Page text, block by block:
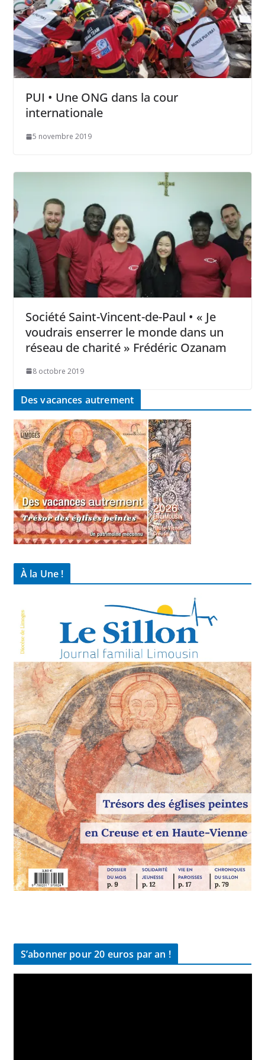
PUI • Une ONG dans la cour
internationale
5 novembre 2019
Société Saint-Vincent-de-Paul • « Je
voudrais enserrer le monde dans un
réseau de charité » Frédéric Ozanam
8 octobre 2019
Des vacances autrement
À la Une !
S’abonner pour 20 euros par an !